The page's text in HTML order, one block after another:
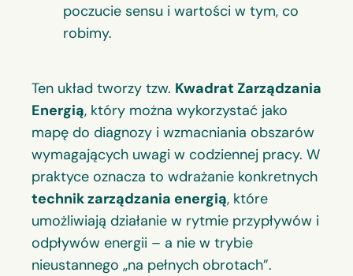
poczucie sensu i wartości w tym, co
robimy.
Ten układ tworzy tzw. Kwadrat Zarządzania
Energią, który można wykorzystać jako
mapę do diagnozy i wzmacniania obszarów
wymagających uwagi w codziennej pracy. W
praktyce oznacza to wdrażanie konkretnych
technik zarządzania energią, które
umożliwiają działanie w rytmie przypływów i
odpływów energii – a nie w trybie
nieustannego „na pełnych obrotach”.